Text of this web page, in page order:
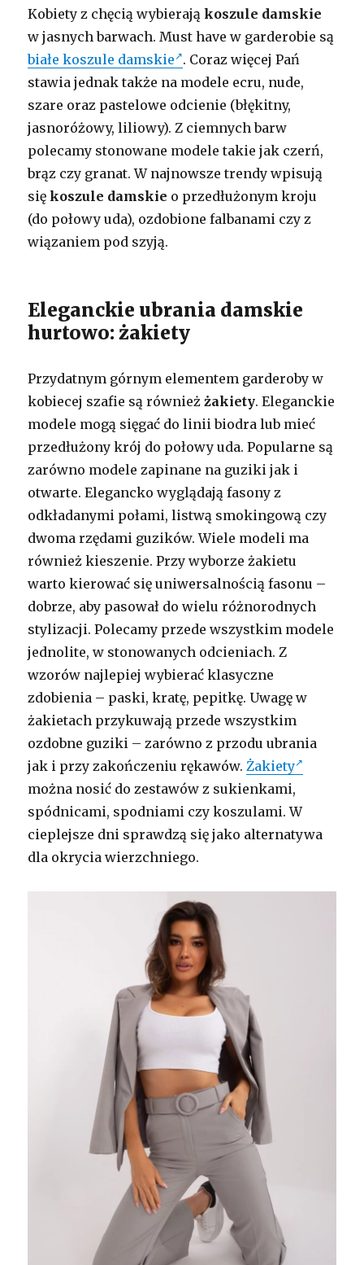
Kobiety z chęcią wybierają koszule damskie
w jasnych barwach. Must have w garderobie są
białe koszule damskie . Coraz więcej Pań
stawia jednak także na modele ecru, nude,
szare oraz pastelowe odcienie (błękitny,
jasnoróżowy, liliowy). Z ciemnych barw
polecamy stonowane modele takie jak czerń,
brąz czy granat. W najnowsze trendy wpisują
siękoszule damskie o przedłużonym kroju
(do połowy uda), ozdobione falbanami czy z
wiązaniem pod szyją.
Eleganckie ubrania damskie
hurtowo: żakiety
Przydatnym górnym elementem garderoby w
kobiecej szafie są równieżżakiety. Eleganckie
modele mogą sięgać do linii biodra lub mieć
przedłużony krój do połowy uda. Popularne są
zarówno modele zapinane na guziki jak i
otwarte. Elegancko wyglądają fasony z
odkładanymi połami, listwą smokingową czy
dwoma rzędami guzików. Wiele modeli ma
również kieszenie. Przy wyborze żakietu
warto kierować się uniwersalnością fasonu –
dobrze, aby pasował do wielu różnorodnych
stylizacji. Polecamy przede wszystkim modele
jednolite, w stonowanych odcieniach. Z
wzorów najlepiej wybierać klasyczne
zdobienia – paski, kratę, pepitkę. Uwagę w
żakietach przykuwają przede wszystkim
ozdobne guziki – zarówno z przodu ubrania
jak i przy zakończeniu rękawów.Żakiety
można nosić do zestawów z sukienkami,
spódnicami, spodniami czy koszulami. W
cieplejsze dni sprawdzą się jako alternatywa
dla okrycia wierzchniego.